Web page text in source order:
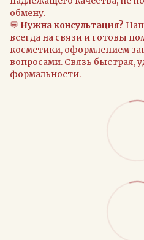
обмену.
💬 Нужна консультация?
всегда на связи и готовы
косметики, оформлением
вопросами. Связь быстрая,
формальности.